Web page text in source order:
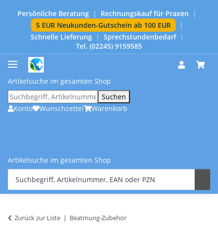
Persönliche Beratung | Rechnungskauf für Praxen
|
5 EUR Neukunden-Gutschein ab 100 EUR
|
Schnelle Lieferung
| Sprechstundenbedarf
|
Tel. (02245) 9159585
Artikelsuche im gesamten Shop
Suchen
Konto
Wunschzettel Warenkorb
Artikelsuche im gesamten Shop
Zurück zur Liste Beatmung-Zubehör